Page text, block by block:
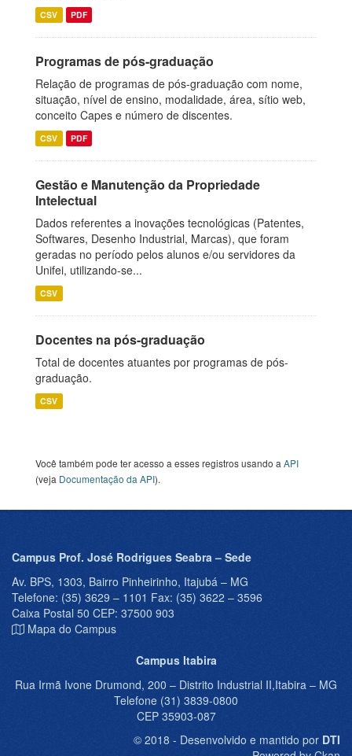
CSV PDF
Programas de pós-graduação
Relação de programas de pós-graduação com nome,
situação, nível de ensino, modalidade, área, sítio web,
conceito Capes e número de discentes.
CSV PDF
Gestão e Manutenção da Propriedade
Intelectual
Dados referentes a inovações tecnológicas (Patentes,
Softwares, Desenho Industrial, Marcas), que foram
geradas no período pelos alunos e/ou servidores da
Unifei, utilizando-se...
CSV
Docentes na pós-graduação
Total de docentes atuantes por programas de pós-
graduação.
CSV
Você também pode ter acesso a esses registros usando a API
(veja Documentação da API).
Campus Prof. José Rodrigues Seabra – Sede
Av. BPS, 1303, Bairro Pinheirinho, Itajubá – MG
Telefone: (35) 3629 – 1101 Fax: (35) 3622 – 3596
Caixa Postal 50 CEP: 37500 903
Mapa do Campus
Campus Itabira
Rua Irmã Ivone Drumond, 200 – Distrito Industrial II,Itabira – MG
Telefone (31) 3839-0800
CEP 35903-087
© 2018 - Desenvolvido e mantido por DTI